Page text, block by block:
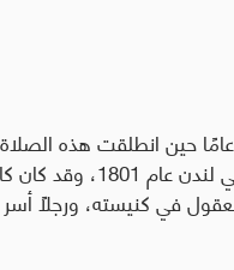
كان القديس يوحنا هنري نيومان يبلغ من العمر 32 عامًا
عودته إلى إنجلترا بعد رحلة
في كنيسته، ورجلًا